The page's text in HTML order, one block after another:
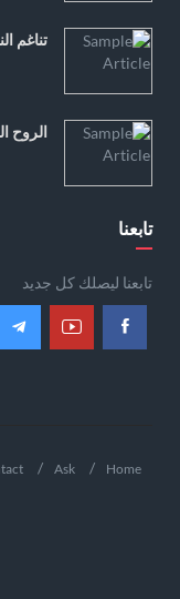
تناغم
الروح
تابعنا
تابعنا ليصلك كل جديد
Home
Ask